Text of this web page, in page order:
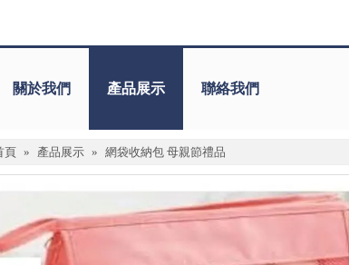
關於我們 產品展示 聯絡我們
頁 » 產品展示 » 網袋收納包 母親節禮品